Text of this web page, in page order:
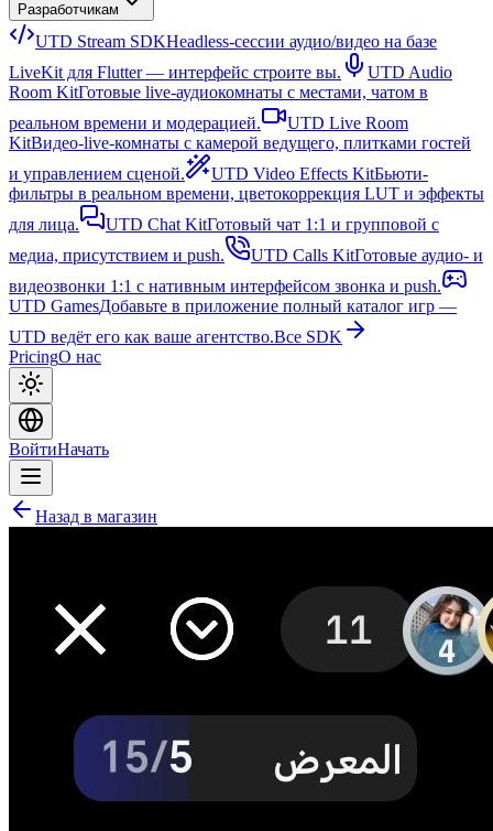
Разработчикам
UTD Stream SDKHeadless-сессии аудио/видео на базе
LiveKit для Flutter — интерфейс строите вы.
UTD Audio
Room KitГотовые live-аудиокомнаты с местами, чатом в
реальном времени и модерацией.
UTD Live Room
KitВидео-live-комнаты с камерой ведущего, плитками гостей
и управлением сценой.
UTD Video Effects KitБьюти-
фильтры в реальном времени, цветокоррекция LUT и эффекты
для лица.
UTD Chat KitГотовый чат 1:1 и групповой с
медиа, присутствием и push.
UTD Calls KitГотовые аудио- и
видеозвонки 1:1 с нативным интерфейсом звонка и push.
UTD GamesДобавьте в приложение полный каталог игр —
UTD ведёт его как ваше агентство.Все SDK
PricingО нас
ВойтиНачать
Назад в магазин